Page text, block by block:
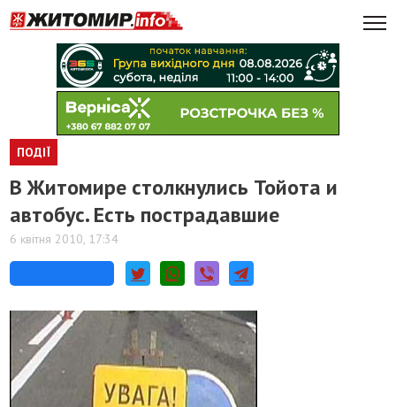
ПОДІЇ
В Житомире столкнулись Тойота и
автобус. Есть пострадавшие
6 квітня 2010, 17:34